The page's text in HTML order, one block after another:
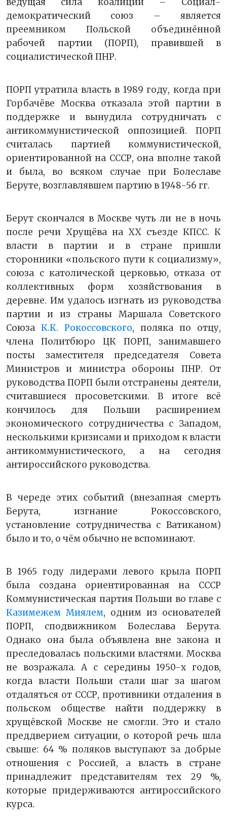
демократический союз – является
преемником Польской объединённой
рабочей партии (ПОРП), правившей в
социалистической ПНР.
ПОРП утратила власть в 1989 году, когда при
Горбачёве Москва отказала этой партии в
поддержке и вынудила сотрудничать с
антикоммунистической оппозицией. ПОРП
считалась партией коммунистической,
ориентированной на СССР, она вполне такой
и была, во всяком случае при Болеславе
Беруте, возглавлявшем партию в 1948-56 гг.
Берут скончался в Москве чуть ли не в ночь
после речи Хрущёва на ХХ съезде КПСС. К
власти в партии и в стране пришли
сторонники «польского пути к социализму»,
союза с католической церковью, отказа от
коллективных форм хозяйствования в
деревне. Им удалось изгнать из руководства
партии и из страны Маршала Советского
Союза К.К. Рокоссовского, поляка по отцу,
члена Политбюро ЦК ПОРП, занимавшего
посты заместителя председателя Совета
Министров и министра обороны ПНР. От
руководства ПОРП были отстранены деятели,
считавшиеся просоветскими. В итоге всё
кончилось для Польши расширением
экономического сотрудничества с Западом,
несколькими кризисами и приходом к власти
антикоммунистического, а на сегодня
антироссийского руководства.
В череде этих событий (внезапная смерть
Берута, изгнание Рокоссовского,
установление сотрудничества с Ватиканом)
было и то, о чём обычно не вспоминают.
В 1965 году лидерами левого крыла ПОРП
была создана ориентированная на СССР
Коммунистическая партия Польши во главе с
Казимежем Миялем, одним из основателей
ПОРП, сподвижником Болеслава Берута.
Однако она была объявлена вне закона и
преследовалась польскими властями. Москва
не возражала. А с середины 1950-х годов,
когда власти Польши стали шаг за шагом
отдаляться от СССР, противники отдаления в
польском обществе найти поддержку в
хрущёвской Москве не смогли. Это и стало
преддверием ситуации, о которой речь шла
свыше: 64 % поляков выступают за добрые
отношения с Россией, а власть в стране
принадлежит представителям тех 29 %,
которые придерживаются антироссийского
курса.